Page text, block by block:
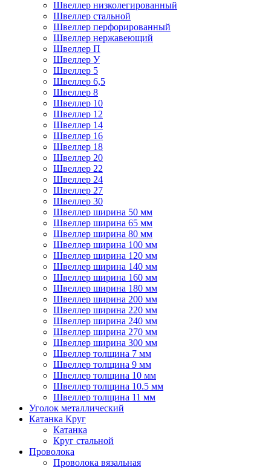
Швеллер низколегированный
Швеллер стальной
Швеллер перфорированный
Швеллер нержавеющий
Швеллер П
Швеллер У
Швеллер 5
Швеллер 6,5
Швеллер 8
Швеллер 10
Швеллер 12
Швеллер 14
Швеллер 16
Швеллер 18
Швеллер 20
Швеллер 22
Швеллер 24
Швеллер 27
Швеллер 30
Швеллер ширина 50 мм
Швеллер ширина 65 мм
Швеллер ширина 80 мм
Швеллер ширина 100 мм
Швеллер ширина 120 мм
Швеллер ширина 140 мм
Швеллер ширина 160 мм
Швеллер ширина 180 мм
Швеллер ширина 200 мм
Швеллер ширина 220 мм
Швеллер ширина 240 мм
Швеллер ширина 270 мм
Швеллер ширина 300 мм
Швеллер толщина 7 мм
Швеллер толщина 9 мм
Швеллер толщина 10 мм
Швеллер толщина 10.5 мм
Швеллер толщина 11 мм
Уголок металлический
Катанка Круг
Катанка
Круг стальной
Проволока
Проволока вязальная